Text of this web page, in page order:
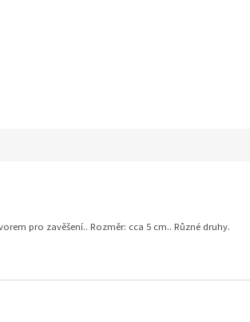
pro zavěšení.. Rozměr: cca 5 cm.. Různé druhy.